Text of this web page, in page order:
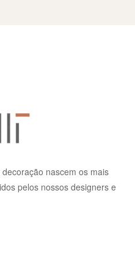
nascem os mais
pelos nossos designers e